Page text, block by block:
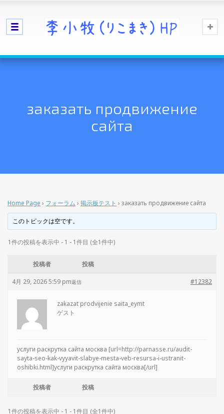
заказать продвижение
сайта
Home Page › フォーラム › 掲示板テスト › заказать продвижение сайта
このトピックは空です。
1件の投稿を表示中 - 1 - 1件目 (全1件中)
投稿者 投稿
4月 29, 2026 5:59 pm #12382
返信
zakazat prodvijenie saita_eymt
ゲスト
услуги раскрутка сайта москва [url=http://parnasse.ru/audit-
sayta-seo-kak-vyyavit-slabye-mesta-veb-resursa-i-ustranit-
oshibki.html]услуги раскрутка сайта москва[/url]
投稿者 投稿
1件の投稿を表示中 - 1 - 1件目 (全1件中)